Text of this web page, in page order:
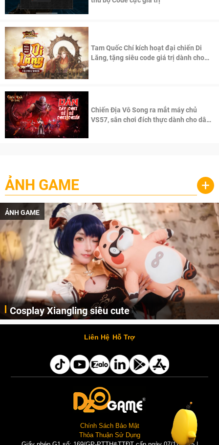
Tam Quốc Chí kích hoạt đại chiến Di
Lăng, tặng siêu code giá trị dành cho
Chiến Địa Vô Song ra mắt máy chủ
VS57, sân chơi đích thực dành cho dân
ẢNH GAME +
ẢNH GAME
Cosplay Xiangling siêu cute
Cùng thưởng thức những hình ảnh cosplay Xiangling trong Genshin Impact siêu dễ thương của người dùng Weibo "阿包也是兔娘"
Liên Hệ Hỗ Trợ
Chính Sách Bảo Mật
Thỏa Thuận Sử Dụng